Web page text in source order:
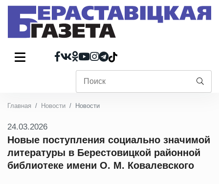
Главная Новости Новости
24.03.2026
Новые поступления социально значимой
литературы в Берестовицкой районной
библиотеке имени О. М. Ковалевского